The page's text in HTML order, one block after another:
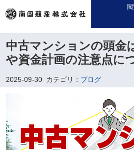
中古マンションの頭金
や資金計画の注意点に
2025-09-30 カテゴリ： ブログ